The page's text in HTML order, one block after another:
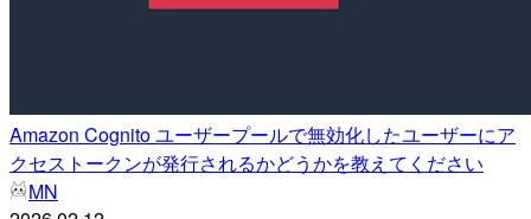
Amazon Cognito ユーザープールで無効化したユーザーにア
クセストークンが発行されるかどうかを教えてください
MN